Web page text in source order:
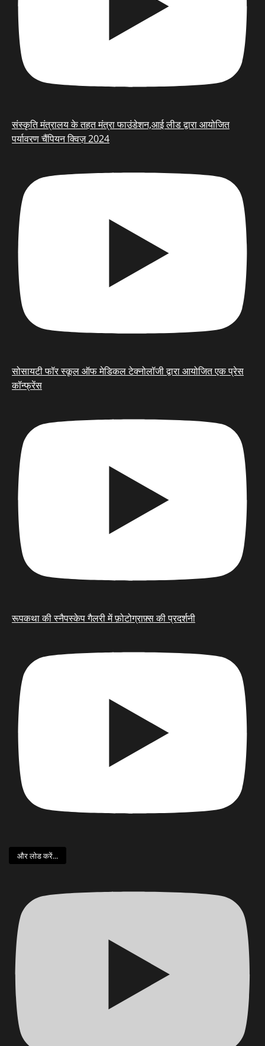
संस्कृति मंत्रालय के तहत मंत्रा फाउंडेशन,आई लीड द्वारा आयोजित
पर्यावरण चैंपियन क्विज़ 2024
सोसायटी फॉर स्कूल ऑफ मेडिकल टेक्नोलॉजी द्वारा आयोजित एक प्रेस
कॉन्फ्रेंस
रूपकथा की स्नैपस्केप गैलरी में फ़ोटोग्राफ़्स की प्रदर्शनी
और लोड करें...